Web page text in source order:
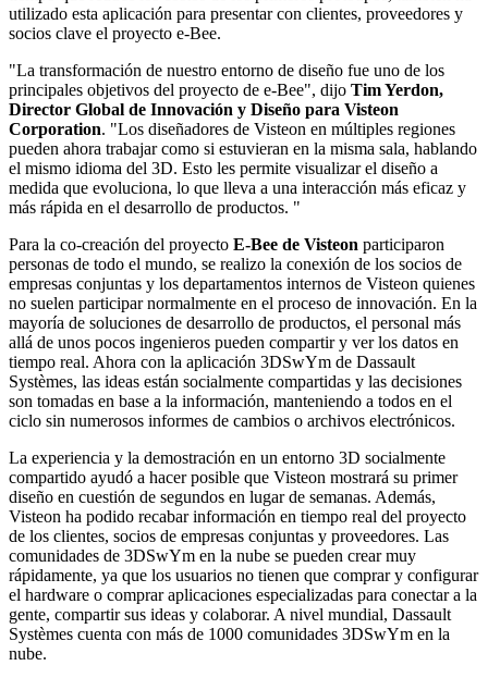
utilizado esta aplicación para presentar con clientes, proveedores y
socios clave el proyecto e-Bee.
"La transformación de nuestro entorno de diseño fue uno de los
principales objetivos del proyecto de e-Bee", dijo Tim Yerdon,
Director Global de Innovación y Diseño para Visteon
Corporation. "Los diseñadores de Visteon en múltiples regiones
pueden ahora trabajar como si estuvieran en la misma sala, hablando
el mismo idioma del 3D. Esto les permite visualizar el diseño a
medida que evoluciona, lo que lleva a una interacción más eficaz y
más rápida en el desarrollo de productos. "
Para la co-creación del proyecto E-Bee de Visteon participaron
personas de todo el mundo, se realizo la conexión de los socios de
empresas conjuntas y los departamentos internos de Visteon quienes
no suelen participar normalmente en el proceso de innovación. En la
mayoría de soluciones de desarrollo de productos, el personal más
allá de unos pocos ingenieros pueden compartir y ver los datos en
tiempo real. Ahora con la aplicación 3DSwYm de Dassault
Systèmes, las ideas están socialmente compartidas y las decisiones
son tomadas en base a la información, manteniendo a todos en el
ciclo sin numerosos informes de cambios o archivos electrónicos.
La experiencia y la demostración en un entorno 3D socialmente
compartido ayudó a hacer posible que Visteon mostrará su primer
diseño en cuestión de segundos en lugar de semanas. Además,
Visteon ha podido recabar información en tiempo real del proyecto
de los clientes, socios de empresas conjuntas y proveedores. Las
comunidades de 3DSwYm en la nube se pueden crear muy
rápidamente, ya que los usuarios no tienen que comprar y configurar
el hardware o comprar aplicaciones especializadas para conectar a la
gente, compartir sus ideas y colaborar. A nivel mundial, Dassault
Systèmes cuenta con más de 1000 comunidades 3DSwYm en la
nube.